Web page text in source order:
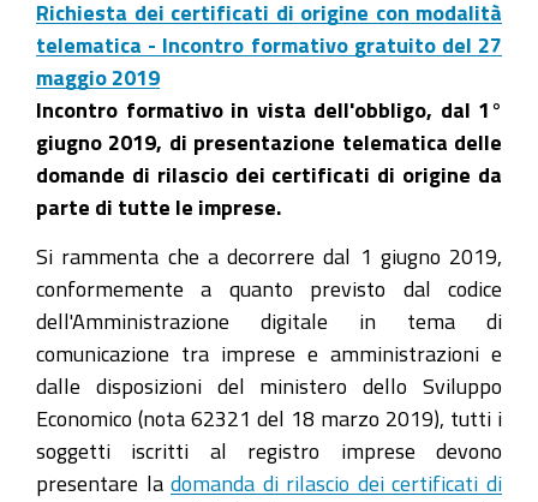
Richiesta dei certificati di origine con modalità
telematica - Incontro formativo gratuito del 27
maggio 2019
Incontro formativo in vista dell'obbligo, dal 1°
giugno 2019, di presentazione telematica delle
domande di rilascio dei certificati di origine da
parte di tutte le imprese.
Si rammenta che a decorrere dal 1 giugno 2019,
conformemente a quanto previsto dal codice
dell'Amministrazione digitale in tema di
comunicazione tra imprese e amministrazioni e
dalle disposizioni del ministero dello Sviluppo
Economico (nota 62321 del 18 marzo 2019), tutti i
soggetti iscritti al registro imprese devono
presentare ladomanda di rilascio dei certificati di